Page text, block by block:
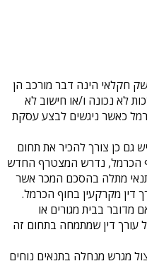
חקלאי הינה דבר מורכב הן
לא נכונה ו/או חישוב לא
כאשר ניגשים לבצע עסקת
וקיבוצים. במקרים אלו, יש גם כן צורך להכיר את תחום
הכרמל, נדרש המצטרף החדש
תנאי מתלה בהסכם המכר אשר
מדובר בבית מגורים או
עורך דין שמתמחה בתחום זה
מגרש מנחלה בתנאים נוחים